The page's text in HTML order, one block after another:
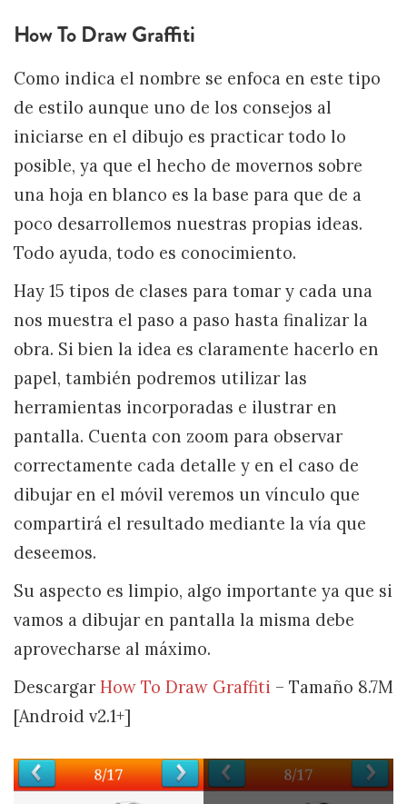
How To Draw Graffiti
Como indica el nombre se enfoca en este tipo
de estilo aunque uno de los consejos al
iniciarse en el dibujo es practicar todo lo
posible, ya que el hecho de movernos sobre
una hoja en blanco es la base para que de a
poco desarrollemos nuestras propias ideas.
Todo ayuda, todo es conocimiento.
Hay 15 tipos de clases para tomar y cada una
nos muestra el paso a paso hasta finalizar la
obra. Si bien la idea es claramente hacerlo en
papel, también podremos utilizar las
herramientas incorporadas e ilustrar en
pantalla. Cuenta con zoom para observar
correctamente cada detalle y en el caso de
dibujar en el móvil veremos un vínculo que
compartirá el resultado mediante la vía que
deseemos.
Su aspecto es limpio, algo importante ya que si
vamos a dibujar en pantalla la misma debe
aprovecharse al máximo.
Descargar How To Draw Graffiti – Tamaño 8.7M
[Android v2.1+]